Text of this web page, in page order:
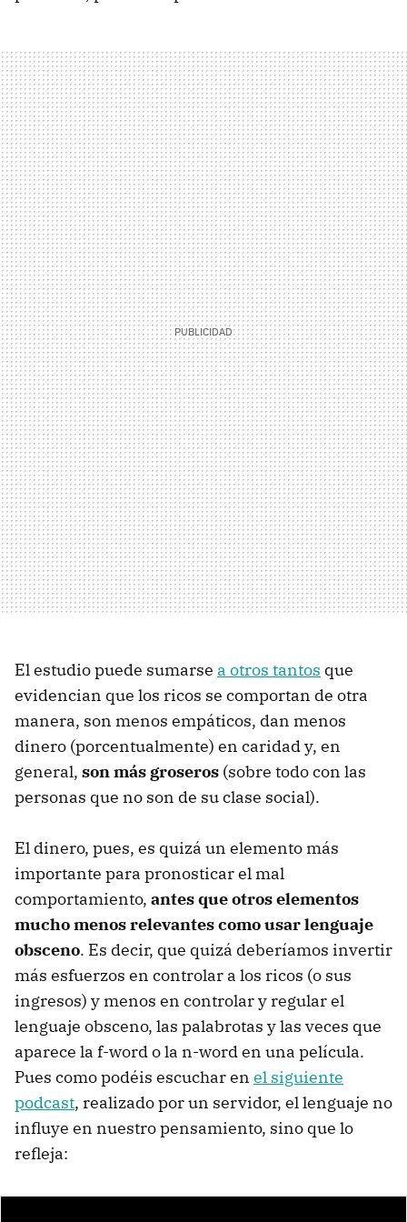
El estudio puede sumarse a otros tantos que
evidencian que los ricos se comportan de otra
manera, son menos empáticos, dan menos
dinero (porcentualmente) en caridad y, en
general, son más groseros (sobre todo con las
personas que no son de su clase social).
El dinero, pues, es quizá un elemento más
importante para pronosticar el mal
comportamiento, antes que otros elementos
mucho menos relevantes como usar lenguaje
obsceno. Es decir, que quizá deberíamos invertir
más esfuerzos en controlar a los ricos (o sus
ingresos) y menos en controlar y regular el
lenguaje obsceno, las palabrotas y las veces que
aparece la f-word o la n-word en una película.
Pues como podéis escuchar en el siguiente
podcast, realizado por un servidor, el lenguaje no
influye en nuestro pensamiento, sino que lo
refleja: